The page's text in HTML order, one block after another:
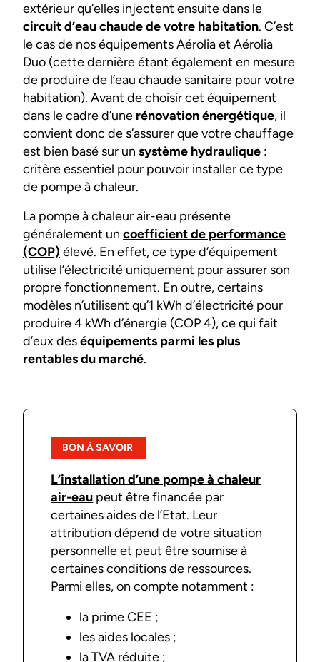
extérieur qu’elles injectent ensuite dans le
circuit d’eau chaude de votre habitation. C’est
le cas de nos équipements Aérolia et Aérolia
Duo (cette dernière étant également en mesure
de produire de l’eau chaude sanitaire pour votre
habitation). Avant de choisir cet équipement
dans le cadre d’une rénovation énergétique, il
convient donc de s’assurer que votre chauffage
est bien basé sur un système hydraulique :
critère essentiel pour pouvoir installer ce type
de pompe à chaleur.
La pompe à chaleur air-eau présente
généralement un coefficient de performance
(COP) élevé. En effet, ce type d’équipement
utilise l’électricité uniquement pour assurer son
propre fonctionnement. En outre, certains
modèles n’utilisent qu’1 kWh d’électricité pour
produire 4 kWh d’énergie (COP 4), ce qui fait
d’eux deséquipements parmi les plus
rentables du marché.
BON À SAVOIR
L’installation d’une pompe à chaleur
air-eau peut être financée par
certaines aides de l’Etat. Leur
attribution dépend de votre situation
personnelle et peut être soumise à
certaines conditions de ressources.
Parmi elles, on compte notamment :
la prime CEE ;
les aides locales ;
la TVA réduite ;